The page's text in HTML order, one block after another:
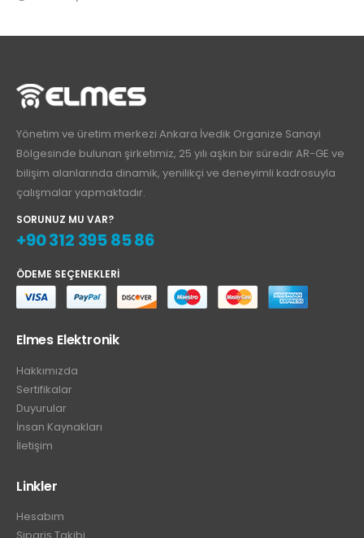
Yönetim ve üretim merkezi Ankara İvedik Organize Sanayi
Bölgesinde bulunan şirketimiz, 25 yılı aşkın bir süredir AR-GE ve
bilişim alanlarında dinamik, yenilikçi ve deneyimli kadrosuyla
çalışmalar yapmaktadır.
SORUNUZ MU VAR?
+90 312 395 85 86
ÖDEME SEÇENEKLERI
Elmes Elektronik
Hakkımızda
Sertifikalar
Duyurular
İnsan Kaynakları
İletişim
Linkler
Hesabım